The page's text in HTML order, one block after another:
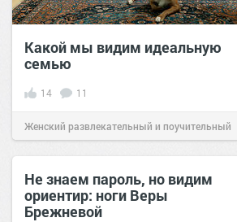
Какой мы видим идеальную
семью
14 11
Женский развлекательный и поучительный
сайт.20:1811 дек 2022
Не знаем пароль, но видим
ориентир: ноги Веры
Брежневой